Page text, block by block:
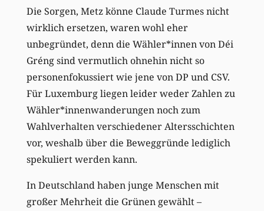
Die Sorgen, Metz könne Claude Turmes nicht
wirklich ersetzen, waren wohl eher
unbegründet, denn die Wähler*innen von Déi
Gréng sind vermutlich ohnehin nicht so
personenfokussiert wie jene von DP und CSV.
Für Luxemburg liegen leider weder Zahlen zu
Wähler*innenwanderungen noch zum
Wahlverhalten verschiedener Altersschichten
vor, weshalb über die Beweggründe lediglich
spekuliert werden kann.
In Deutschland haben junge Menschen mit
großer Mehrheit die Grünen gewählt –